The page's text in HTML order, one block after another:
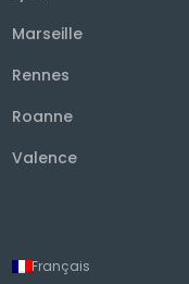
Marseille
Rennes
Roanne
Valence
Français